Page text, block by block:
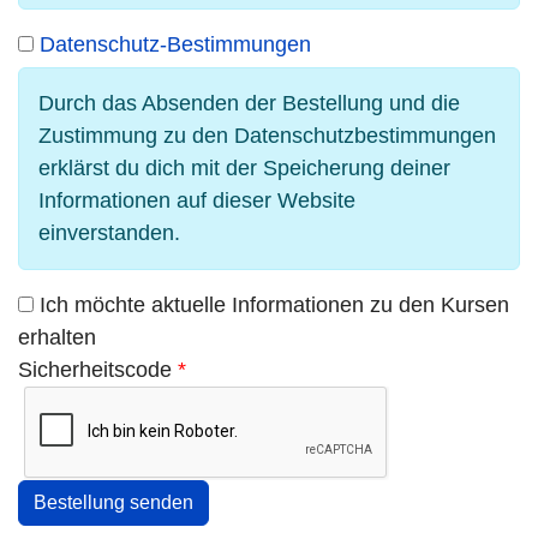
Datenschutz-Bestimmungen
Durch das Absenden der Bestellung und die
Zustimmung zu den Datenschutzbestimmungen
erklärst du dich mit der Speicherung deiner
Informationen auf dieser Website
einverstanden.
Ich möchte aktuelle Informationen zu den Kursen
erhalten
Sicherheitscode *